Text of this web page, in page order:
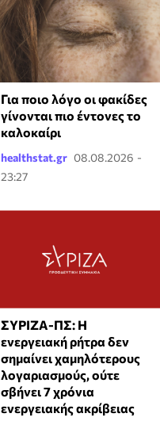
Για ποιο λόγο οι φακίδες
γίνονται πιο έντονες το
καλοκαίρι
healthstat.gr 08.08.2026 -
23:27
ΣΥΡΙΖΑ-ΠΣ: Η
ενεργειακή ρήτρα δεν
σημαίνει χαμηλότερους
λογαριασμούς, ούτε
σβήνει 7 χρόνια
ενεργειακής ακρίβειας